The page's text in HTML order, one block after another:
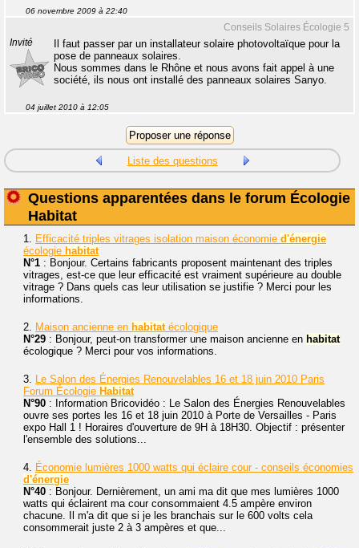
06 novembre 2009 à 22:40
Conseils Solaires Écologie 5
Invité
Il faut passer par un installateur solaire photovoltaïque pour la
pose de panneaux solaires.
Nous sommes dans le Rhône et nous avons fait appel à une
société, ils nous ont installé des panneaux solaires Sanyo.
04 juillet 2010 à 12:05
Liste des questions
Questions apparentées dans le forum Écologie
Habitat
1. Efficacité triples vitrages isolation maison économie d'énergie
écologie habitat
N°1 : Bonjour. Certains fabricants proposent maintenant des triples
vitrages, est-ce que leur efficacité est vraiment supérieure au double
vitrage ? Dans quels cas leur utilisation se justifie ? Merci pour les
informations.
2. Maison ancienne en habitat écologique
N°29 : Bonjour, peut-on transformer une maison ancienne en habitat
écologique ? Merci pour vos informations.
3.
Le Salon des Énergies Renouvelables 16 et 18 juin 2010 Paris
Forum Écologie Habitat
N°90 : Information Bricovidéo : Le Salon des Énergies Renouvelables
ouvre ses portes les 16 et 18 juin 2010 à Porte de Versailles - Paris
expo Hall 1 ! Horaires d'ouverture de 9H à 18H30. Objectif : présenter
l'ensemble des solutions...
4.
Économie lumières 1000 watts qui éclaire cour - conseils économies
d'énergie
N°40 : Bonjour. Dernièrement, un ami ma dit que mes lumières 1000
watts qui éclairent ma cour consommaient 4.5 ampère environ
chacune. Il m'a dit que si je les branchais sur le 600 volts cela
consommerait juste 2 à 3 ampères et que...